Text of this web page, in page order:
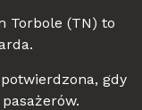
Torbole (TN) to
gdy